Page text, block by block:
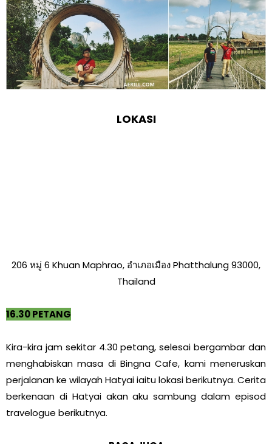
LOKASI
206 หมู่ 6 Khuan Maphrao, อำเภอเมือง Phatthalung 93000,
Thailand
16.30 PETANG
Kira-kira jam sekitar 4.30 petang, selesai bergambar dan
menghabiskan masa di Bingna Cafe, kami meneruskan
perjalanan ke wilayah Hatyai iaitu lokasi berikutnya. Cerita
berkenaan di Hatyai akan aku sambung dalam episod
travelogue berikutnya.